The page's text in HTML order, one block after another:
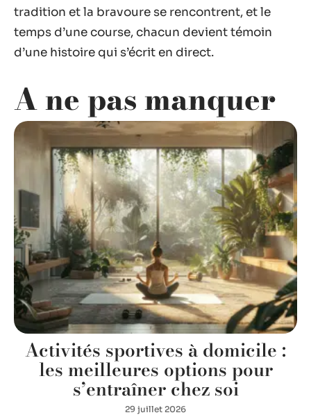
tradition et la bravoure se rencontrent, et le
temps d’une course, chacun devient témoin
d’une histoire qui s’écrit en direct.
A ne pas manquer
Activités sportives à domicile :
les meilleures options pour
s’entraîner chez soi
29 juillet 2026